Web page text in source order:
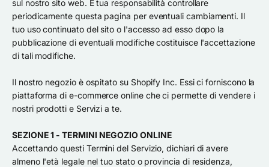
sul nostro sito web. È tua responsabilità controllare
periodicamente questa pagina per eventuali cambiamenti. Il
tuo uso continuato del sito o l'accesso ad esso dopo la
pubblicazione di eventuali modifiche costituisce l'accettazione
di tali modifiche.
Il nostro negozio è ospitato su Shopify Inc. Essi ci forniscono la
piattaforma di e-commerce online che ci permette di vendere i
nostri prodotti e Servizi a te.
SEZIONE 1 - TERMINI NEGOZIO ONLINE
Accettando questi Termini del Servizio, dichiari di avere
almeno l'età legale nel tuo stato o provincia di residenza,